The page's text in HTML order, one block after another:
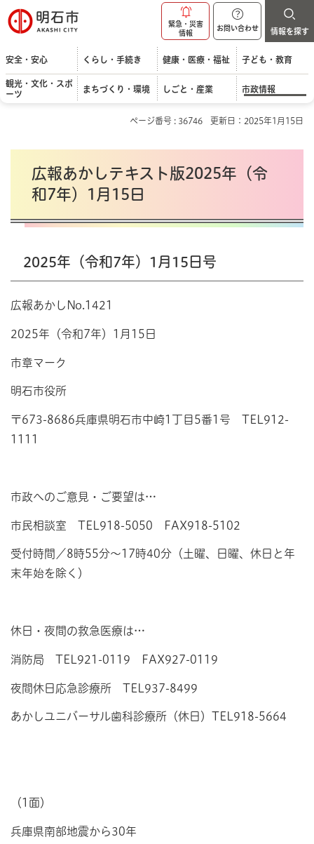
明石市
緊急・災害
情報
お問い合わせ 情報を探す
安全・安心 くらし・手続き 健康・医療・福祉 子ども・教育
観光・文化・スポ
ーツ
まちづくり・環境 しごと・産業 市政情報
ページ番号 : 36746 更新日：2025年1月15日
広報あかしテキスト版2025年（令
和7年）1月15日
2025年（令和7年）1月15日号
広報あかしNo.1421
2025年（令和7年）1月15日
市章マーク
明石市役所
〒673-8686兵庫県明石市中崎1丁目5番1号 TEL912-
1111
市政へのご意見・ご要望は…
市民相談室 TEL918-5050 FAX918-5102
受付時間／8時55分～17時40分（土曜、日曜、休日と年
末年始を除く）
休日・夜間の救急医療は…
消防局 TEL921-0119 FAX927-0119
夜間休日応急診療所 TEL937-8499
あかしユニバーサル歯科診療所（休日）TEL918-5664
（1面）
兵庫県南部地震から30年